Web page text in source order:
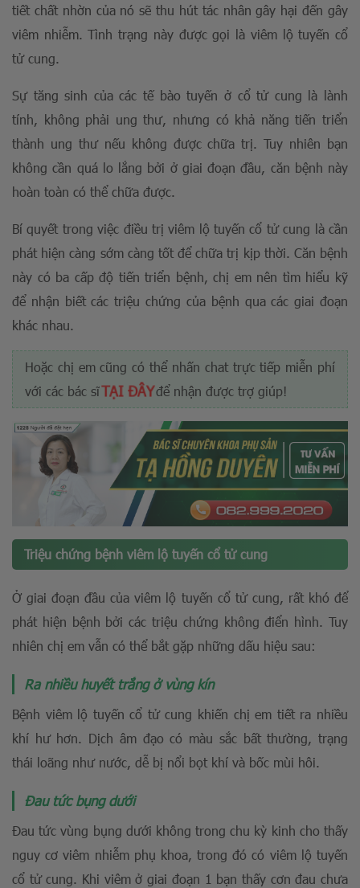
tiết chất nhờn của nó sẽ thu hút tác nhân gây hại đến gây
viêm nhiễm. Tình trạng này được gọi là viêm lộ tuyến cổ
tử cung.
Sự tăng sinh của các tế bào tuyến ở cổ tử cung là lành
tính, không phải ung thư, nhưng có khả năng tiến triển
thành ung thư nếu không được chữa trị. Tuy nhiên bạn
không cần quá lo lắng bởi ở giai đoạn đầu, căn bệnh này
hoàn toàn có thể chữa được.
Bí quyết trong việc điều trị viêm lộ tuyến cổ tử cung là cần
phát hiện càng sớm càng tốt để chữa trị kịp thời. Căn bệnh
này có ba cấp độ tiến triển bệnh, chị em nên tìm hiểu kỹ
để nhận biết các triệu chứng của bệnh qua các giai đoạn
khác nhau.
Hoặc chị em cũng có thể nhấn chat trực tiếp miễn phí
với các bác sĩTẠI ĐÂYđể nhận được trợ giúp!
Triệu chứng bệnh viêm lộ tuyến cổ tử cung
Ở giai đoạn đầu của viêm lộ tuyến cổ tử cung, rất khó để
phát hiện bệnh bởi các triệu chứng không điển hình. Tuy
nhiên chị em vẫn có thể bắt gặp những dấu hiệu sau:
Ra nhiều huyết trắng ở vùng kín
Bệnh viêm lộ tuyến cổ tử cung khiến chị em tiết ra nhiều
khí hư hơn. Dịch âm đạo có màu sắc bất thường, trạng
thái loãng như nước, dễ bị nổi bọt khí và bốc mùi hôi.
Đau tức bụng dưới
Đau tức vùng bụng dưới không trong chu kỳ kinh cho thấy
nguy cơ viêm nhiễm phụ khoa, trong đó có viêm lộ tuyến
cổ tử cung. Khi viêm ở giai đoạn 1 bạn thấy cơn đau chưa